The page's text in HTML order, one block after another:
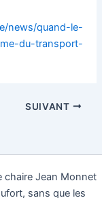
news/quand-le-
du-transport-
SUIVANT
Jean Monnet
sans que les